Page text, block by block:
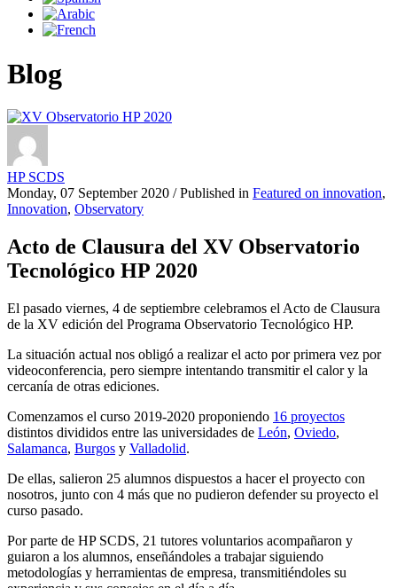
Blog
HP SCDS
Monday, 07 September 2020 /Published in Featured on innovation,
Innovation, Observatory
Acto de Clausura del XV Observatorio
Tecnológico HP 2020
El pasado viernes, 4 de septiembre celebramos el Acto de Clausura
de la XV edición del Programa Observatorio Tecnológico HP.
La situación actual nos obligó a realizar el acto por primera vez por
videoconferencia, pero siempre intentando transmitir el calor y la
cercanía de otras ediciones.
Comenzamos el curso 2019-2020 proponiendo 16 proyectos
distintos divididos entre las universidades de León, Oviedo,
Salamanca, Burgos y Valladolid.
De ellas, salieron 25 alumnos dispuestos a hacer el proyecto con
nosotros, junto con 4 más que no pudieron defender su proyecto el
curso pasado.
Por parte de HP SCDS, 21 tutores voluntarios acompañaron y
guiaron a los alumnos, enseñándoles a trabajar siguiendo
metodologías y herramientas de empresa, transmitiéndoles su